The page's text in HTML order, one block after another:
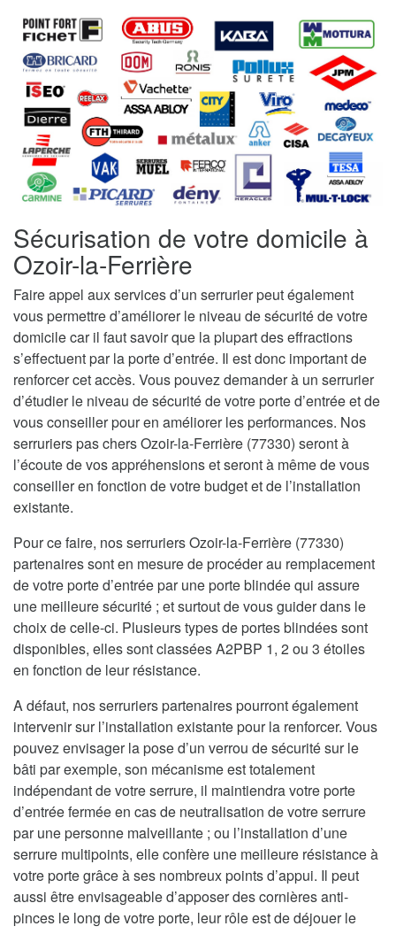
Sécurisation de votre domicile à
Ozoir-la-Ferrière
Faire appel aux services d’un serrurier peut également
vous permettre d’améliorer le niveau de sécurité de votre
domicile car il faut savoir que la plupart des effractions
s’effectuent par la porte d’entrée. Il est donc important de
renforcer cet accès. Vous pouvez demander à un serrurier
d’étudier le niveau de sécurité de votre porte d’entrée et de
vous conseiller pour en améliorer les performances. Nos
serruriers pas chers Ozoir-la-Ferrière (77330) seront à
l’écoute de vos appréhensions et seront à même de vous
conseiller en fonction de votre budget et de l’installation
existante.
Pour ce faire, nos serruriers Ozoir-la-Ferrière (77330)
partenaires sont en mesure de procéder au remplacement
de votre porte d’entrée par une porte blindée qui assure
une meilleure sécurité ; et surtout de vous guider dans le
choix de celle-ci. Plusieurs types de portes blindées sont
disponibles, elles sont classées A2PBP 1, 2 ou 3 étoiles
en fonction de leur résistance.
A défaut, nos serruriers partenaires pourront également
intervenir sur l’installation existante pour la renforcer. Vous
pouvez envisager la pose d’un verrou de sécurité sur le
bâti par exemple, son mécanisme est totalement
indépendant de votre serrure, il maintiendra votre porte
d’entrée fermée en cas de neutralisation de votre serrure
par une personne malveillante ; ou l’installation d’une
serrure multipoints, elle confère une meilleure résistance à
votre porte grâce à ses nombreux points d’appui. Il peut
aussi être envisageable d’apposer des cornières anti-
pinces le long de votre porte, leur rôle est de déjouer le